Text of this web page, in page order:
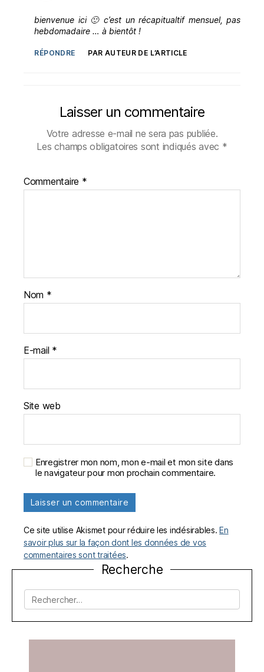
bienvenue ici 🙂 c’est un récapitualtif mensuel, pas
hebdomadaire … à bientôt !
RÉPONDRE PAR AUTEUR DE L’ARTICLE
Laisser un commentaire
Votre adresse e-mail ne sera pas publiée.
Les champs obligatoires sont indiqués avec *
Commentaire *
Nom *
E-mail *
Site web
Enregistrer mon nom, mon e-mail et mon site dans
le navigateur pour mon prochain commentaire.
Ce site utilise Akismet pour réduire les indésirables.En
savoir plus sur la façon dont les données de vos
commentaires sont traitées.
Recherche
Rechercher :